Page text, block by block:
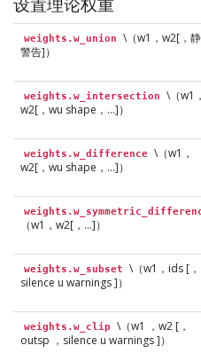
weights.w_union
\（w1，w2[，
警告]）
weights.w_intersection
\（w1，
w2[，wu shape，…]）
weights.w_difference \（w1，
w2[，wu shape，…]）
（w1，w2[，…]）
weights.w_subset
\（w1，ids [，
silence u warnings ]）
weights.w_clip
\（w1 ，w2 [，
outsp ，silence u warnings ]）